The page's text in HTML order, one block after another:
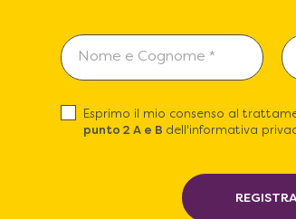
Esprimo il mio consenso al
punto 2 A e B dell'informativa